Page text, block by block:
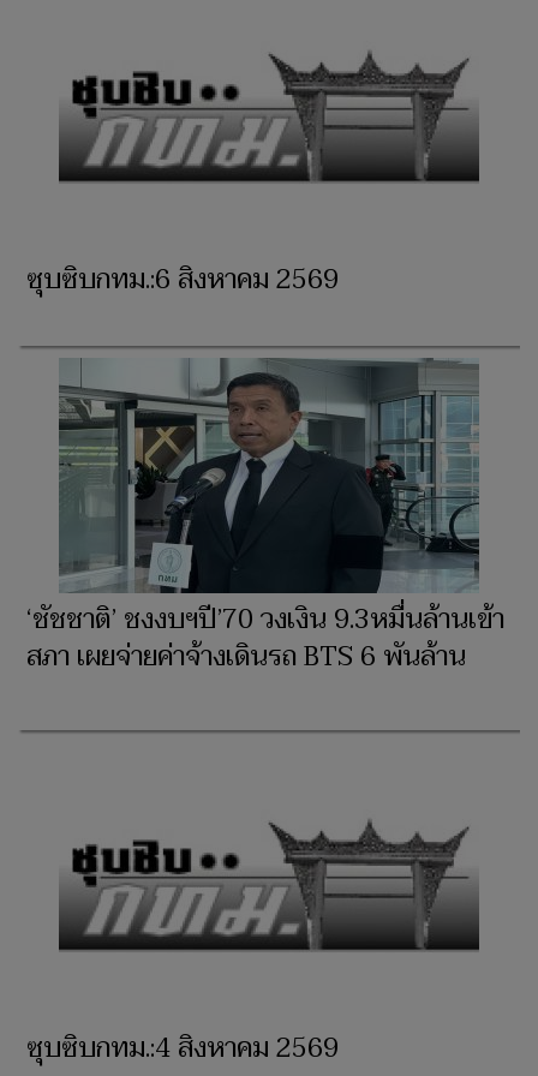
ซุบซิบกทม.:6 สิงหาคม 2569
‘ชัชชาติ’ ชงงบฯปี’70 วงเงิน 9.3หมื่นล้านเข้า
สภา เผยจ่ายค่าจ้างเดินรถ BTS 6 พันล้าน
ซุบซิบกทม.:4 สิงหาคม 2569